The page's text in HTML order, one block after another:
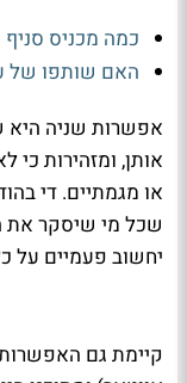
כמה מכניס
האם שותפו של
אפשרות שניה
אותן, ומזהירות כי
או מגמתיים. די
שכל מי שיסקר את
יחשוב פעמיים על
קיימת גם